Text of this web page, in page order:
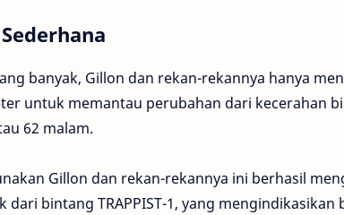
banyak, Gillon dan rekan-rekannya hanya
untuk memantau perubahan dari kecerahan
62 malam.
Gillon dan rekan-rekannya ini berhasil
bintang TRAPPIST-1, yang